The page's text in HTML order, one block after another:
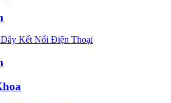
Kết Nối Điện Thoại